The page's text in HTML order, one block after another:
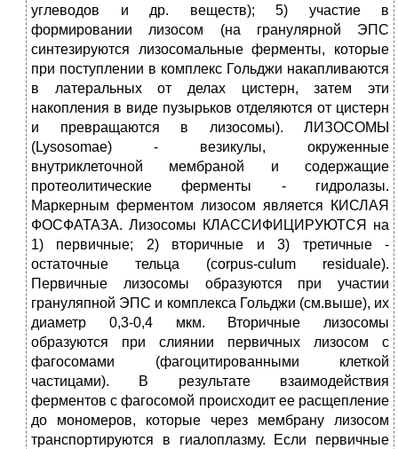
углеводов и др. веществ); 5) участие в
формировании лизосом (на гранулярной ЭПС
синтезируются лизосомальные ферменты, которые
при поступлении в комплекс Гольджи накапливаются
в латеральных от делах цистерн, затем эти
накопления в виде пузырьков отделяются от цистерн
и превращаются в лизосомы). ЛИЗОСОМЫ
(Lysosomae) - везикулы, окруженные
внутриклеточной мембраной и содержащие
протеолитические ферменты - гидролазы.
Маркерным ферментом лизосом является КИСЛАЯ
ФОСФАТАЗА. Лизосомы КЛАССИФИЦИРУЮТСЯ на
1) первичные; 2) вторичные и 3) третичные -
остаточные тельца (corpus-culum residuale).
Первичные лизосомы образуются при участии
грануляпной ЭПС и комплекса Гольджи (см.выше), их
диаметр 0,3-0,4 мкм. Вторичные лизосомы
образуются при слиянии первичных лизосом с
фагосомами (фагоцитированными клеткой
частицами). В результате взаимодействия
ферментов с фагосомой происходит ее расщепление
до мономеров, которые через мембрану лизосом
транспортируются в гиалоплазму. Если первичные